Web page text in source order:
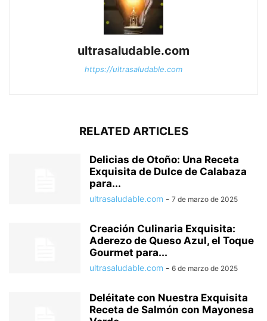
ultrasaludable.com
https://ultrasaludable.com
RELATED ARTICLES
Delicias de Otoño: Una Receta
Exquisita de Dulce de Calabaza
para...
ultrasaludable.com - 7 de marzo de 2025
Creación Culinaria Exquisita:
Aderezo de Queso Azul, el Toque
Gourmet para...
ultrasaludable.com - 6 de marzo de 2025
Deléitate con Nuestra Exquisita
Receta de Salmón con Mayonesa